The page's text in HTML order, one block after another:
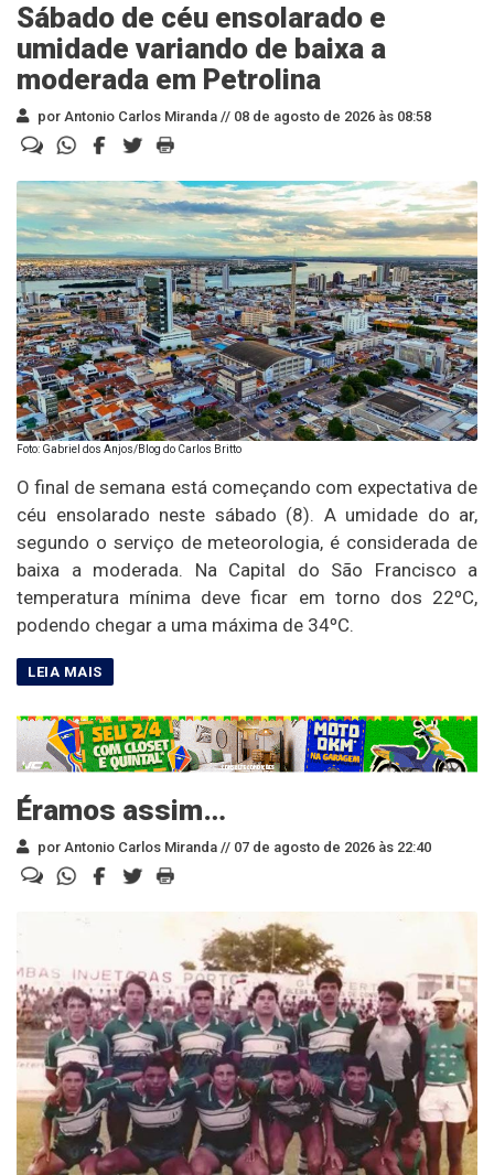
Sábado de céu ensolarado e
umidade variando de baixa a
moderada em Petrolina
por Antonio Carlos Miranda // 08 de agosto de 2026 às 08:58
Foto: Gabriel dos Anjos/Blog do Carlos Britto
O final de semana está começando com expectativa de
céu ensolarado neste sábado (8). A umidade do ar,
segundo o serviço de meteorologia, é considerada de
baixa a moderada. Na Capital do São Francisco a
temperatura mínima deve ficar em torno dos 22ºC,
podendo chegar a uma máxima de 34ºC.
Éramos assim…
por Antonio Carlos Miranda // 07 de agosto de 2026 às 22:40